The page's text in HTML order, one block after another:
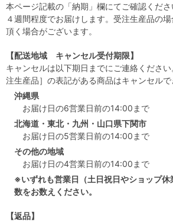
本ページ記載の「納期」欄にてご確認くだ
４週間程度でお届けします。受注生産品の
頂く場合がございます。
【配送地域 キャンセル受付期限】
キャンセルは以下期日までにご連絡くださ
注生産品］の表記がある商品はキャンセルで
沖縄県
お届け日の6営業日前の14:00まで
北海道・東北・九州・山口県下関市
お届け日の5営業日前の14:00まで
その他の地域
お届け日の4営業日前の14:00まで
※いずれも営業日（土日祝日やショップ休
数をお数えください。
【返品】